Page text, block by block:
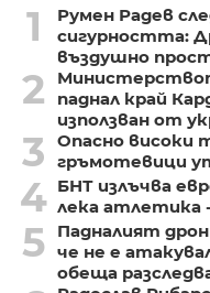
1
Румен Радев
сигурността:
въздушно
2
паднал край
използван от
3
Опасно високи
гръмотевици
4 БНТ излъчва
лека атлетика
5
Падналият
че не е
обеща